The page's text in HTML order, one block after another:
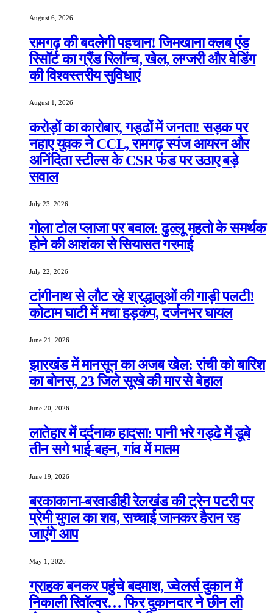
August 6, 2026
रामगढ़ की बदलेगी पहचान! जिमखाना क्लब एंड
रिसॉर्ट का ग्रैंड रिलॉन्च, खेल, लग्जरी और वेडिंग
की विश्वस्तरीय सुविधाएं
August 1, 2026
करोड़ों का कारोबार, गड्ढों में जनता! सड़क पर
नहाए युवक ने CCL, रामगढ़ स्पंज आयरन और
अनिंदिता स्टील्स के CSR फंड पर उठाए बड़े
सवाल
July 23, 2026
गोला टोल प्लाजा पर बवाल: ढुल्लू महतो के समर्थक
होने की आशंका से सियासत गरमाई
July 22, 2026
टांगीनाथ से लौट रहे श्रद्धालुओं की गाड़ी पलटी!
कोटाम घाटी में मचा हड़कंप, दर्जनभर घायल
June 21, 2026
झारखंड में मानसून का अजब खेल: रांची को बारिश
का बोनस, 23 जिले सूखे की मार से बेहाल
June 20, 2026
लातेहार में दर्दनाक हादसा: पानी भरे गड्ढे में डूबे
तीन सगे भाई-बहन, गांव में मातम
June 19, 2026
बरकाकाना-बरवाडीही रेलखंड की ट्रेन पटरी पर
प्रेमी युगल का शव, सच्चाई जानकर हैरान रह
जाएंगे आप
May 1, 2026
ग्राहक बनकर पहुंचे बदमाश, ज्वेलर्स दुकान में
निकाली रिवॉल्वर… फिर दुकानदार ने छीन ली